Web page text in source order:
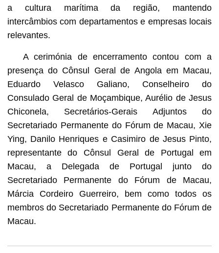
a cultura marítima da região, mantendo
intercâmbios com departamentos e empresas locais
relevantes.
A cerimónia de encerramento contou com a
presença do Cônsul Geral de Angola em Macau,
Eduardo Velasco Galiano, Conselheiro do
Consulado Geral de Moçambique, Aurélio de Jesus
Chiconela, Secretários-Gerais Adjuntos do
Secretariado Permanente do Fórum de Macau, Xie
Ying, Danilo Henriques e Casimiro de Jesus Pinto,
representante do Cônsul Geral de Portugal em
Macau, a Delegada de Portugal junto do
Secretariado Permanente do Fórum de Macau,
Márcia Cordeiro Guerreiro, bem como todos os
membros do Secretariado Permanente do Fórum de
Macau.